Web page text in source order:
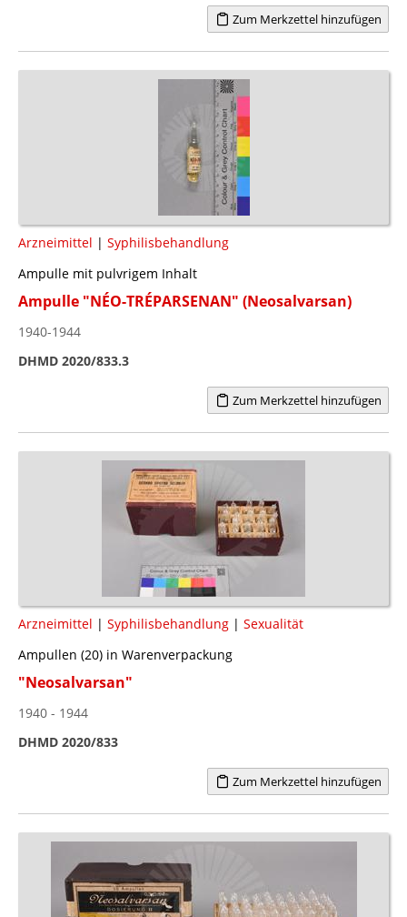
Zum Merkzettel hinzufügen
Arzneimittel | Syphilisbehandlung
Ampulle mit pulvrigem Inhalt
Ampulle "NÉO-TRÉPARSENAN" (Neosalvarsan)
1940-1944
DHMD 2020/833.3
Zum Merkzettel hinzufügen
Arzneimittel | Syphilisbehandlung | Sexualität
Ampullen (20) in Warenverpackung
"Neosalvarsan"
1940 - 1944
DHMD 2020/833
Zum Merkzettel hinzufügen